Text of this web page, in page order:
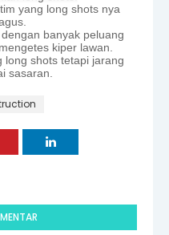
yang long shots nya
banyak peluang
kiper lawan.
long shots tetapi jarang
sasaran.